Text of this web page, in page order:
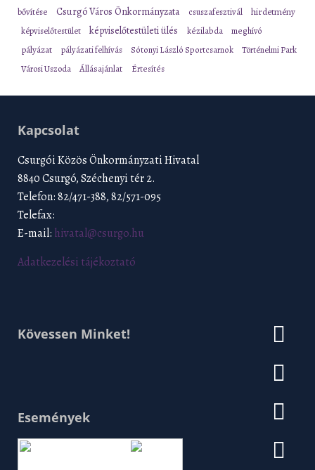
bővítése
Csurgó Város Önkormányzata csuszafesztivál hirdetmény
képviselőtestület képviselőtestületi ülés kézilabda meghívó
pályázat pályázati felhívás Sótonyi László Sportcsarnok
Történelmi Park
Városi Uszoda
Állásajánlat Értesítés
Kapcsolat
Csurgói Közös Önkormányzati Hivatal
8840 Csurgó, Széchenyi tér 2.
Telefon: 82/471-388, 82/571-095
Telefax:
E-mail: hivatal@csurgo.hu
Adatkezelési tájékoztató
Kövessen Minket!
Események